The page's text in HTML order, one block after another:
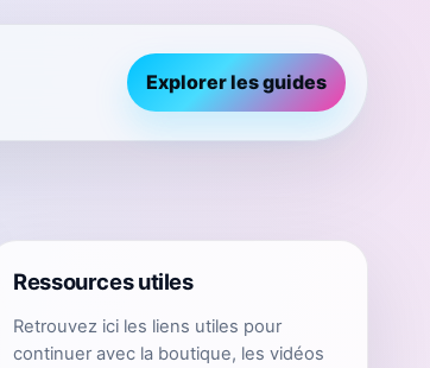
Explorer les guides
Ressources utiles
Retrouvez ici les liens utiles pour
continuer avec la boutique, les vidéos